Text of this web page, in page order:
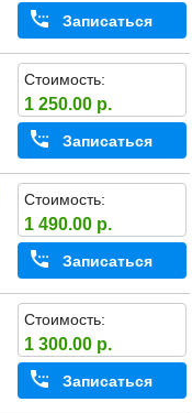
Записаться
Стоимость:
1 250.00 р.
Записаться
Стоимость:
1 490.00 р.
Записаться
Стоимость:
1 300.00 р.
Записаться